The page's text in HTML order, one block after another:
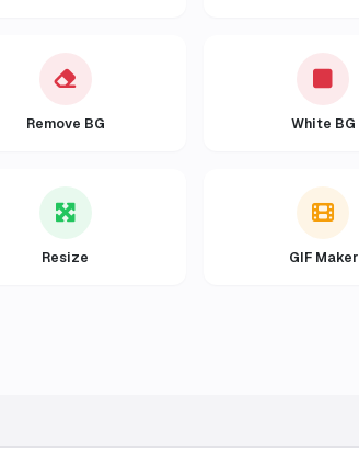
Remove BG White BG
Resize GIF Maker